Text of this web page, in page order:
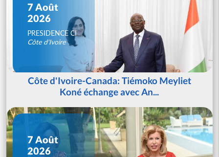
7 Août
2026
PRESIDENCE CI
Côte d'Ivoire
Côte d'Ivoire-Canada: Tiémoko Meyliet
Koné échange avec An...
7 Août
2026